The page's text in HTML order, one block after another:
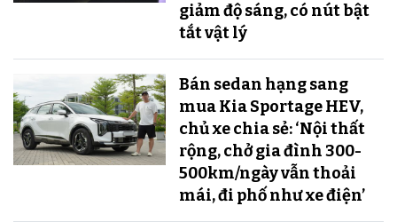
giảm độ sáng, có nút bật
tắt vật lý
Bán sedan hạng sang
mua Kia Sportage HEV,
chủ xe chia sẻ: ‘Nội thất
rộng, chở gia đình 300-
500km/ngày vẫn thoải
mái, đi phố như xe điện’